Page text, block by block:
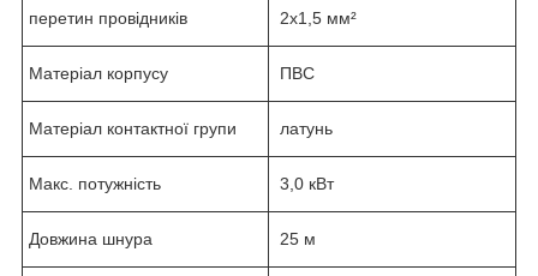
перетин провідників 2х1,5 мм²
Матеріал корпусу ПВС
Матеріал контактної групи латунь
Макс. потужність 3,0 кВт
Довжина шнура 25 м